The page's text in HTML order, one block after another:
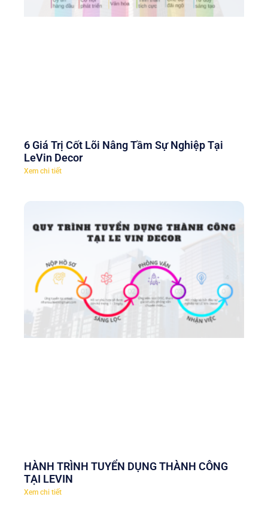
6 Giá Trị Cốt Lõi Nâng Tầm Sự Nghiệp Tại
LeVin Decor
Xem chi tiết
HÀNH TRÌNH TUYỂN DỤNG THÀNH CÔNG
TẠI LEVIN
Xem chi tiết